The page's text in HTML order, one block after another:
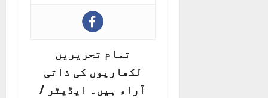
تمام تحریریں
لکھاریوں کی ذاتی
آراء ہیں۔ ایڈیٹر /